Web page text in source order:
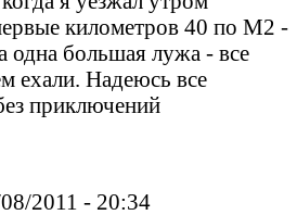
километров 40 по М2 -
одна большая лужа - все
ехали. Надеюсь все
приключений
2011 - 20:34